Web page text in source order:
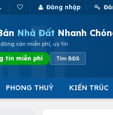
Đăng nhập
Nhà Đất Nhanh
sản miễn phí, uy tín
tin miễn phí Tìm BĐS
PHONG THUỶ KIẾN TRÚC